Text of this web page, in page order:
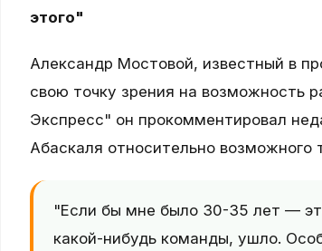
этого"
Александр Мостовой, известный в
свою точку зрения на возможность
Экспресс" он прокомментировал
Абаскаля относительно возможного
"Если бы мне было 30-35 лет —
какой-нибудь команды, ушло.